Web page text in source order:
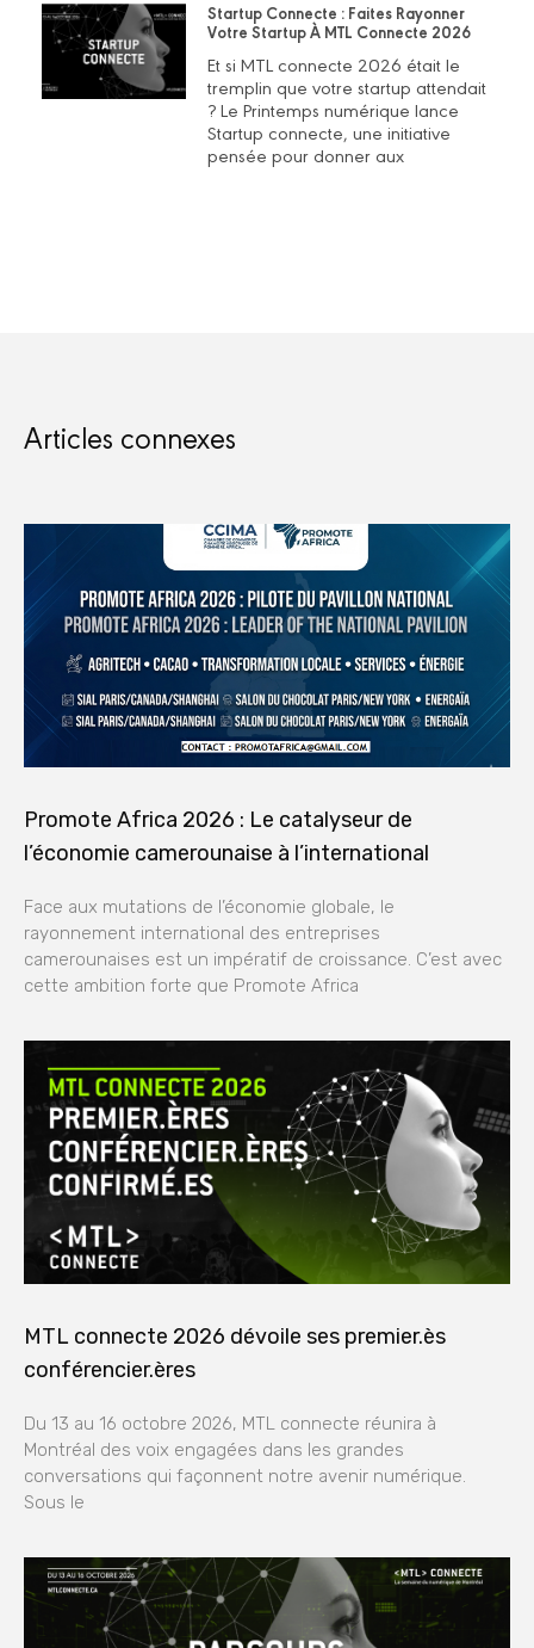
Startup Connecte : Faites Rayonner
Votre Startup À MTL Connecte 2026
Et si MTL connecte 2026 était le
tremplin que votre startup attendait
? Le Printemps numérique lance
Startup connecte, une initiative
pensée pour donner aux
Articles connexes
Promote Africa 2026 : Le catalyseur de
l’économie camerounaise à l’international
Face aux mutations de l’économie globale, le
rayonnement international des entreprises
camerounaises est un impératif de croissance. C’est avec
cette ambition forte que Promote Africa
MTL connecte 2026 dévoile ses premier.ès
conférencier.ères
Du 13 au 16 octobre 2026, MTL connecte réunira à
Montréal des voix engagées dans les grandes
conversations qui façonnent notre avenir numérique.
Sous le